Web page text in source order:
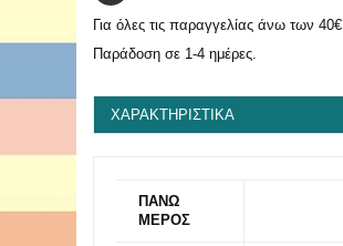
Για όλες τις παραγγελίας άνω των 40€.
Παράδοση σε 1-4 ημέρες.
ΧΑΡΑΚΤΗΡΙΣΤΙΚΆ
ΠΑΝΩ
ΜΕΡΟΣ